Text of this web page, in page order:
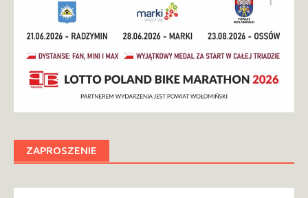
ZAPROSZENIE